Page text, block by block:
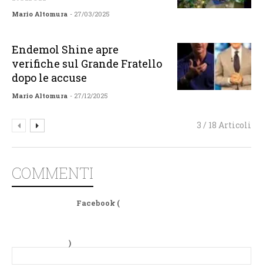
Mario Altomura - 27/03/2025
Endemol Shine apre
verifiche sul Grande Fratello
dopo le accuse
Mario Altomura - 27/12/2025
3 / 18 Articoli
COMMENTI
Facebook (
)